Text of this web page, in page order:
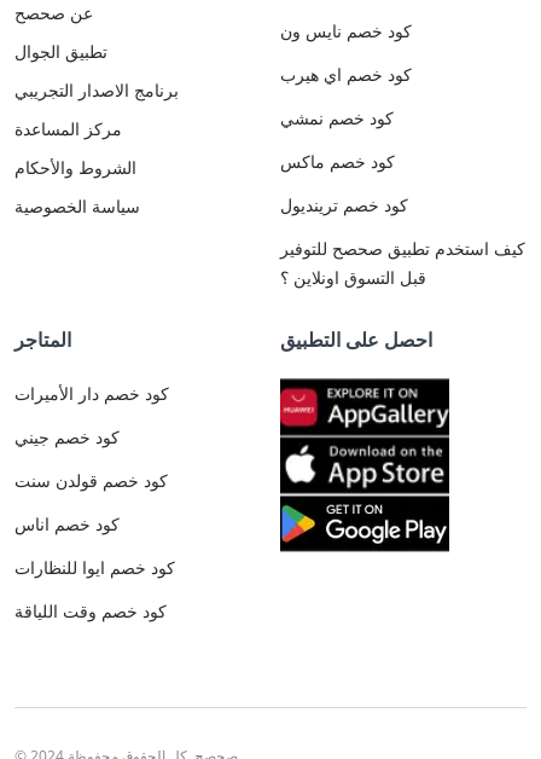
عن صحصح
تطبيق الجوال
برنامج الاصدار التجريبي
مركز المساعدة
الشروط والأحكام
سياسة الخصوصية
كود خصم نايس ون
كود خصم اي هيرب
كود خصم نمشي
كود خصم ماكس
كود خصم ترينديول
كيف استخدم تطبيق صحصح للتوفير
قبل التسوق اونلاين ؟
المتاجر
كود خصم دار الأميرات
كود خصم جيني
كود خصم قولدن سنت
كود خصم اناس
كود خصم ايوا للنظارات
كود خصم وقت اللياقة
احصل على التطبيق